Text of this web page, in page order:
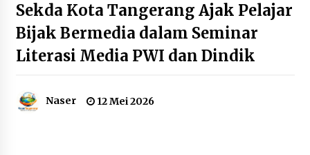
Kejari Kota Tangerang Bongkar
Korupsi Rp5,49 Miliar: Sewa Pesawat
Fiktif, Eks VP Angkasa Pura Kargo
Ditahan
Sekda Kota Tangerang Ajak Pelajar
Bijak Bermedia dalam Seminar
Literasi Media PWI dan Dindik
Naser 12 Mei 2026